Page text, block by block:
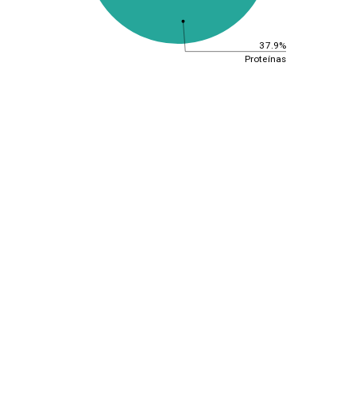
37.9%
Proteínas